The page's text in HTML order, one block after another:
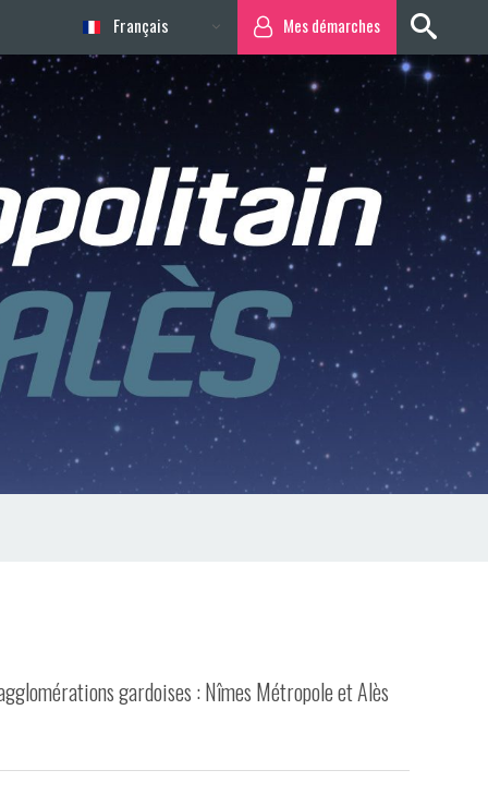
Mes démarches
Français
gardoises : Nîmes Métropole et Alès